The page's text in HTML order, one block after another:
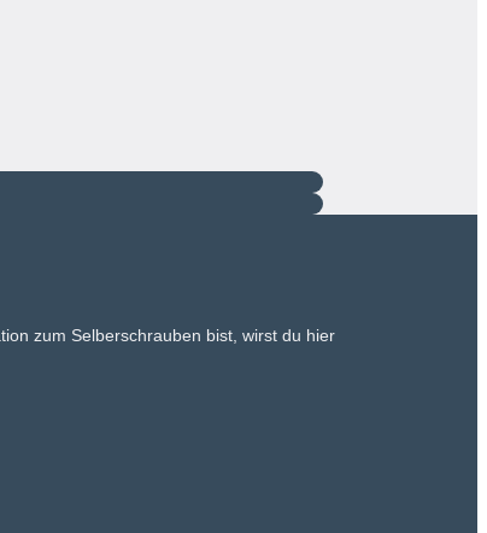
zum Selberschrauben bist, wirst du hier